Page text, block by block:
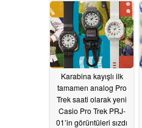
Karabina kayışlı ilk
tamamen analog Pro
Trek saati olarak yeni
Casio Pro Trek PRJ-
01’in görüntüleri sızdı